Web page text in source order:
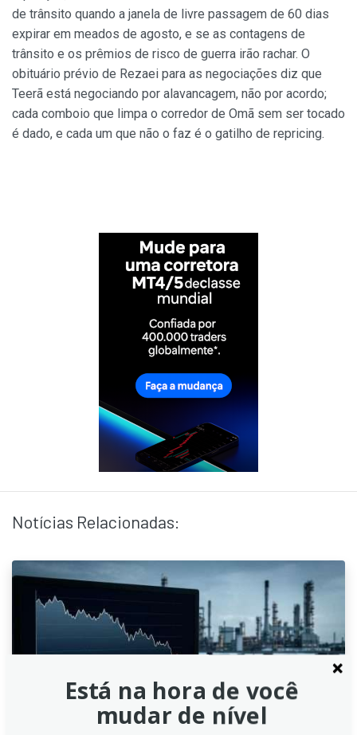
de trânsito quando a janela de livre passagem de 60 dias
expirar em meados de agosto, e se as contagens de
trânsito e os prêmios de risco de guerra irão rachar. O
obituário prévio de Rezaei para as negociações diz que
Teerã está negociando por alavancagem, não por acordo;
cada comboio que limpa o corredor de Omã sem ser tocado
é dado, e cada um que não o faz é o gatilho de repricing.
Notícias Relacionadas:
Está na hora de você
mudar de nível